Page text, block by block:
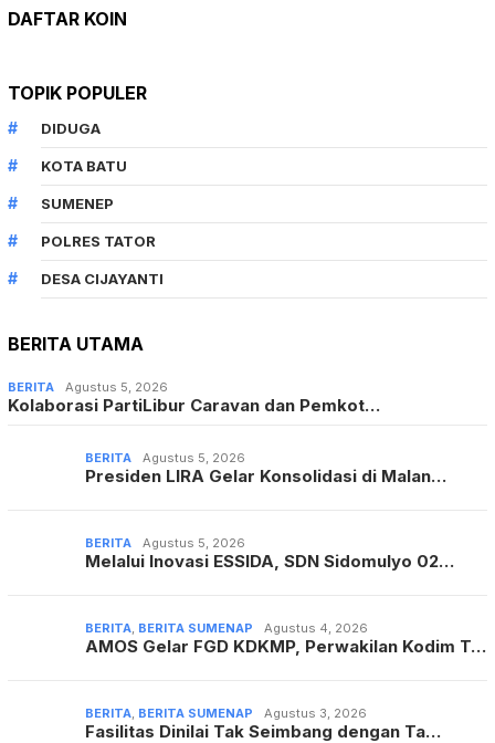
DAFTAR KOIN
TOPIK POPULER
DIDUGA
KOTA BATU
SUMENEP
POLRES TATOR
DESA CIJAYANTI
BERITA UTAMA
BERITA Agustus 5, 2026
Kolaborasi PartiLibur Caravan dan Pemkot…
BERITA Agustus 5, 2026
Presiden LIRA Gelar Konsolidasi di Malan…
BERITA Agustus 5, 2026
Melalui Inovasi ESSIDA, SDN Sidomulyo 02…
BERITA, BERITA SUMENAP Agustus 4, 2026
AMOS Gelar FGD KDKMP, Perwakilan Kodim T…
BERITA, BERITA SUMENAP Agustus 3, 2026
Fasilitas Dinilai Tak Seimbang dengan Ta…